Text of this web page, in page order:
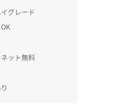
グレード
ット無料